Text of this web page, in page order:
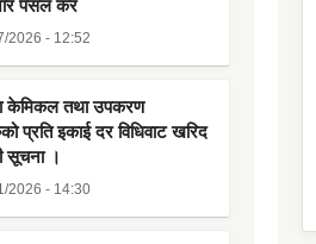
पसल कर
2026 - 12:52
केमिकल तथा उपकरण
प्रति इकाई दर विधिवाट खरिद
सूचना ।
2026 - 14:30